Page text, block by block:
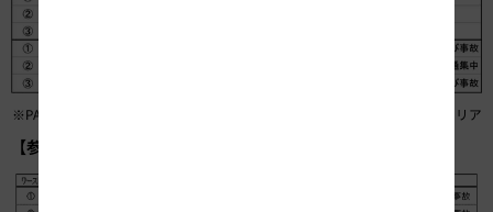
※PA:パーキングエリア、BS:バスストップ、TN:トンネル、SA：サービスエリア
【参考】渋滞箇所：昨年（2015年度お盆）